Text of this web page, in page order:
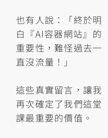
也有人說：「終於明
白『AI容器網站』的
重要性，難怪過去一
直沒流量！」
這些真實留言，讓我
再次確定了我們這堂
課最重要的價值。